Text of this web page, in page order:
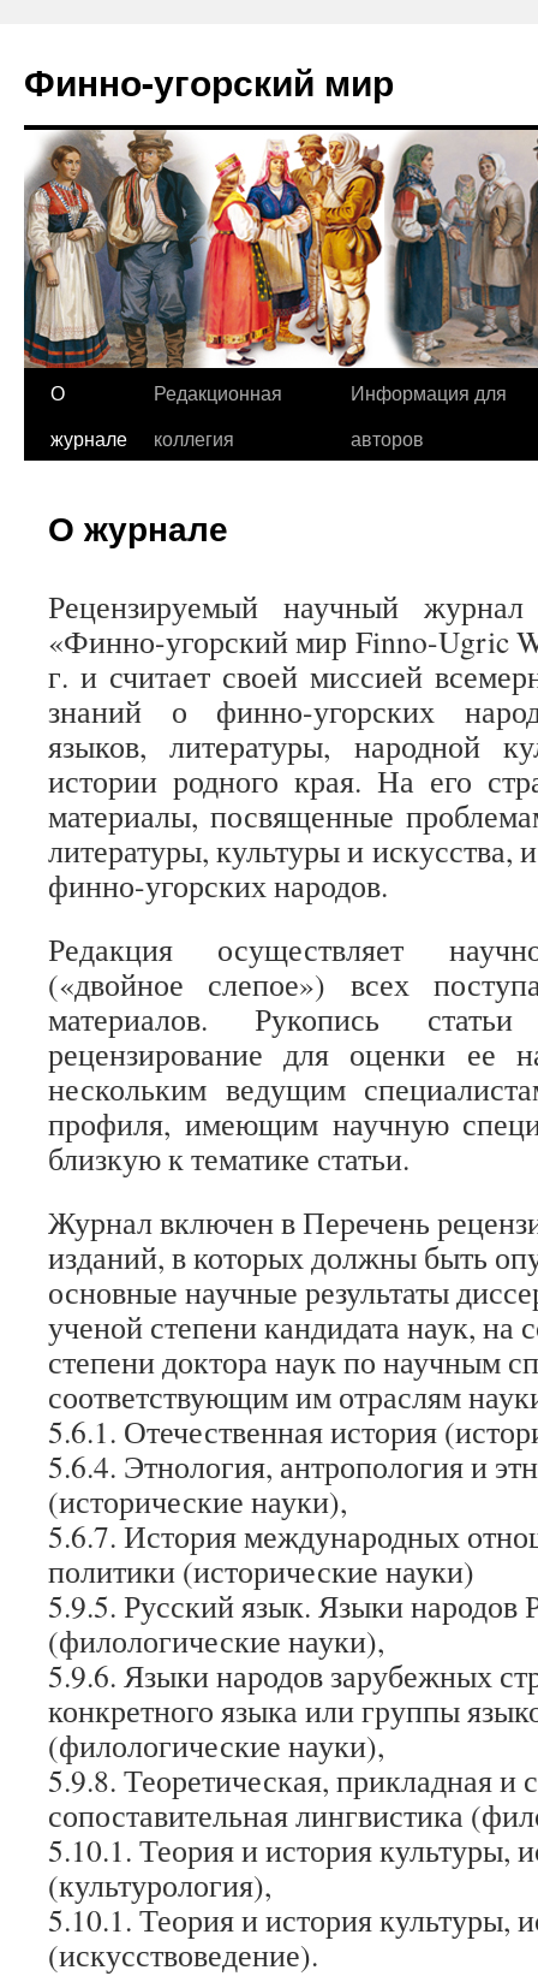
Финно-угорский мир
Перейти
О
журнале
Редакционная
коллегия
Информация для
авторов
О журнале
Рецензируемый научный журнал
«Финно-угорский мир Finno-Ugric
г. и считает своей миссией
знаний о финно-угорских
языков, литературы, народной
истории родного края. На его
материалы, посвященные
литературы, культуры и искусства,
финно-угорских народов.
Редакция осуществляет
(«двойное слепое») всех
материалов. Рукопись
рецензирование для оценки ее
нескольким ведущим
профиля, имеющим научную
близкую к тематике статьи.
Журнал включен в Перечень
изданий, в которых должны быть
основные научные результаты
ученой степени кандидата наук, на
степени доктора наук по научным
соответствующим им отраслям
5.6.1. Отечественная история
5.6.4. Этнология, антропология и
(исторические науки),
5.6.7. История международных
политики (исторические науки)
5.9.5. Русский язык. Языки народов
(филологические науки),
5.9.6. Языки народов зарубежных
конкретного языка или группы
(филологические науки),
5.9.8. Теоретическая, прикладная и
сопоставительная лингвистика
5.10.1. Теория и история культуры,
(культурология),
5.10.1. Теория и история культуры,
(искусствоведение).